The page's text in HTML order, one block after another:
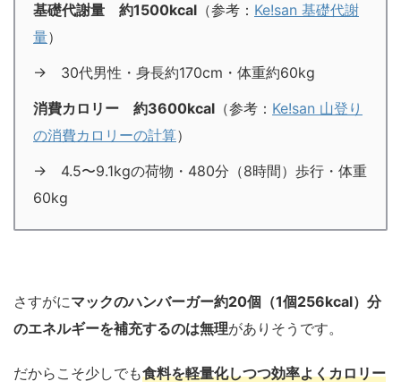
基礎代謝量 約1500kcal （参考： Ke!san 基礎代謝
量）
→ 30代男性・身長約170cm・体重約60kg
消費カロリー 約3600kcal （参考： Ke!san 山登り
の消費カロリーの計算）
→ 4.5〜9.1kgの荷物・480分（8時間）歩行・体重
60kg
さすがにマックのハンバーガー約20個（1個256kcal）分
のエネルギーを補充するのは無理がありそうです。
だからこそ少しでも食料を軽量化しつつ効率よくカロリー